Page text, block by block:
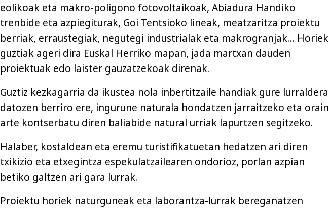
eolikoak eta makro-poligono fotovoltaikoak, Abiadura Handiko
trenbide eta azpiegiturak, Goi Tentsioko lineak, meatzaritza proiektu
berriak, erraustegiak, negutegi industrialak eta makrogranjak… Horiek
guztiak ageri dira Euskal Herriko mapan, jada martxan dauden
proiektuak edo laister gauzatzekoak direnak.
Guztiz kezkagarria da ikustea nola inbertitzaile handiak gure lurraldera
datozen berriro ere, ingurune naturala hondatzen jarraitzeko eta orain
arte kontserbatu diren baliabide natural urriak lapurtzen segitzeko.
Halaber, kostaldean eta eremu turistifikatuetan hedatzen ari diren
txikizio eta etxegintza espekulatzailearen ondorioz, porlan azpian
betiko galtzen ari gara lurrak.
Proiektu horiek naturguneak eta laborantza-lurrak bereganatzen